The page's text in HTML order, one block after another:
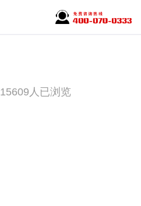
15609人已浏览